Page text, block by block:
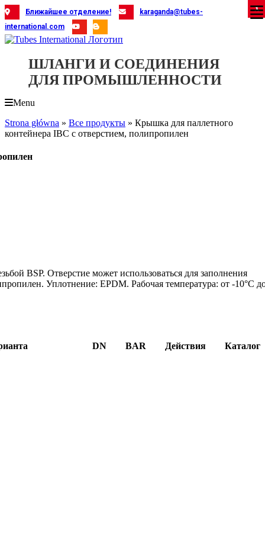
Skip
to
content
Ближайшее отделение!
karaganda@tubes-
international.com
ШЛАНГИ И СОЕДИНЕНИЯ
ДЛЯ ПРОМЫШЛЕННОСТИ
Menu
Strona główna » Все продукты » Крышка для паллетного
контейнера IBC с отверстием, полипропилен
BSP. Отверстие может использоваться для заполнения
Уплотнение: EPDM. Рабочая температура: от -10°C
DN BAR Действия Каталог
X
X
X
X
X
X
X
X
X
X
X
X
X
X
X
X
X
X
X